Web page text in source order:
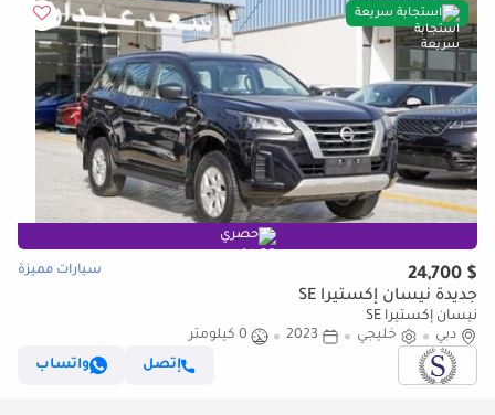
استجابة سريعة
حصري
$ 24,700 سيارات مميزة
جديدة نيسان إكستيرا SE
نيسان إكستيرا SE
دبي
خليجي 2023
0 كيلومتر
إتصل
واتساب